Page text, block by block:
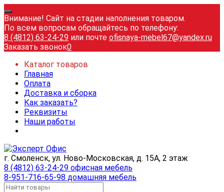
Внимание! Сайт на стадии наполнения товаром.
По всем вопросам обращайтесь по телефону:
8 (4812) 63-24-29 или почте ofisnaya-mebel67@yandex.ru
Заказать звонок0
Каталог товаров
Главная
Оплата
Доставка и сборка
Как заказать?
Реквизиты
Наши работы
г. Смоленск, ул. Ново-Московская, д. 15А, 2 этаж
8 (4812) 63-24-29 офисная мебель
8-951-716-65-98 домашняя мебель